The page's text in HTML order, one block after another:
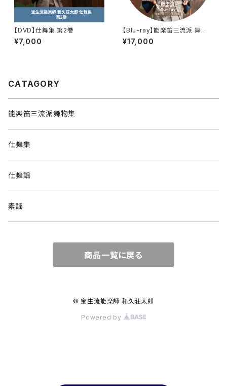
【DVD】仕舞集 第2巻
¥7,000
【Blu-ray】能楽笛三流派 舞物
集 藤田流
¥17,000
CATAGORY
能楽笛三流派舞物集
仕舞集
仕舞謡
素謡
商品一覧に戻る
© 宝生流能楽師 和久荘太郎
Powered by